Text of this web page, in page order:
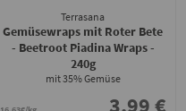
Terrasana
Gemüsewraps mit Roter Bete
- Beetroot Piadina Wraps-
240g
mit 35% Gemüse